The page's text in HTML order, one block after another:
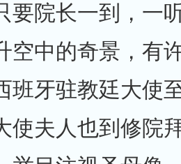
要院长一到，一
空中的奇景，有
班牙驻教廷大使
使夫人也到修院